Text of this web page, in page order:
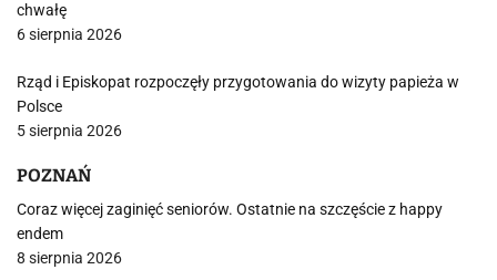
chwałę
6 sierpnia 2026
Rząd i Episkopat rozpoczęły przygotowania do wizyty papieża w
Polsce
5 sierpnia 2026
POZNAŃ
Coraz więcej zaginięć seniorów. Ostatnie na szczęście z happy
endem
8 sierpnia 2026